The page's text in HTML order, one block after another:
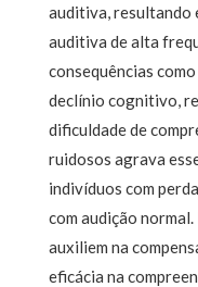
auditiva, resultando
auditiva de alta
consequências
declínio cognitivo,
dificuldade de
ruidosos agrava
indivíduos com
com audição
auxiliem na
eficácia na